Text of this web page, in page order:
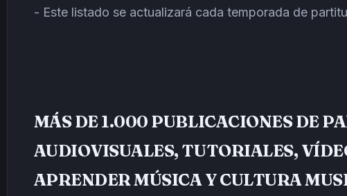
- Este listado se actualizará cada temporada de
MÁS DE 1.000 PUBLICACIONES DE
AUDIOVISUALES, TUTORIALES,
APRENDER MÚSICA Y CULTURA